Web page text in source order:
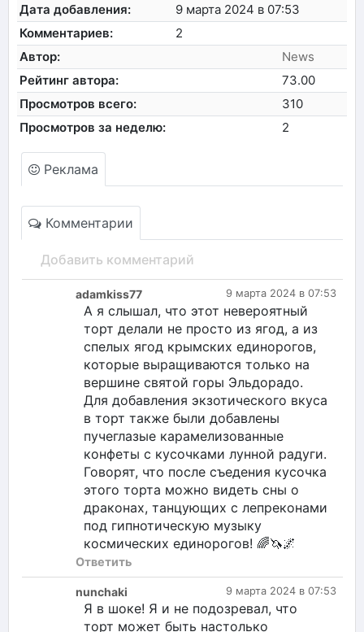
Дата добавления:
9 марта 2024 в 07:53
Комментариев:
2
Автор:
News
Рейтинг автора:
73.00
Просмотров всего:
310
Просмотров за неделю:
2
Реклама
Комментарии
Добавить комментарий
9 марта 2024 в 07:53
adamkiss77
А я слышал, что этот невероятный
торт делали не просто из ягод, а из
спелых ягод крымских единорогов,
которые выращиваются только на
вершине святой горы Эльдорадо.
Для добавления экзотического вкуса
в торт также были добавлены
пучеглазые карамелизованные
конфеты с кусочками лунной радуги.
Говорят, что после съедения кусочка
этого торта можно видеть сны о
драконах, танцующих с лепреконами
под гипнотическую музыку
космических единорогов! 🌈🦄🌌
Ответить
9 марта 2024 в 07:53
nunchaki
Я в шоке! Я и не подозревал, что
торт может быть настолько